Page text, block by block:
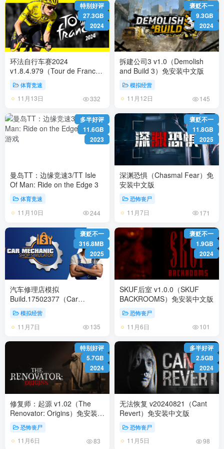
特别好评
27.3GB
2024
环法自行车赛2024
v1.8.4.979（Tour de France
2024）免安装中文版
体育竞速
11月13日 332
褒贬不一
9.3GB
2024
拆建公司3 v1.0（Demolish
and Build 3）免安装中文版
模拟经营
11月12日 145
多半好评
11.6GB
2023
曼岛TT：边缘竞速3/TT Isle
Of Man: Ride on the Edge 3
体育竞速
11月10日 244
褒贬不一
11.8GB
2025
深渊恐惧（Chasmal Fear）免
安装中文版
恐怖丧尸
11月7日 171
褒贬不一
316.8MB
2025
汽车修理店模拟
Build.17502377（Car
Mechanic Shop Simulator）
免安装中文版
模拟经营
11月7日 135
褒贬不一
1.9GB
2024
SKUF后室 v1.0.0（SKUF
BACKROOMS）免安装中文版
恐怖丧尸
11月6日 101
特别好评
5.7GB
2024
修复师：起源 v1.02（The
Renovator: Origins）免安装中
恐怖丧尸
11月6日 83
多半好评
2.5GB
2024
无法恢复 v20240821（Cant
Revert）免安装中文版
恐怖丧尸
11月5日 98